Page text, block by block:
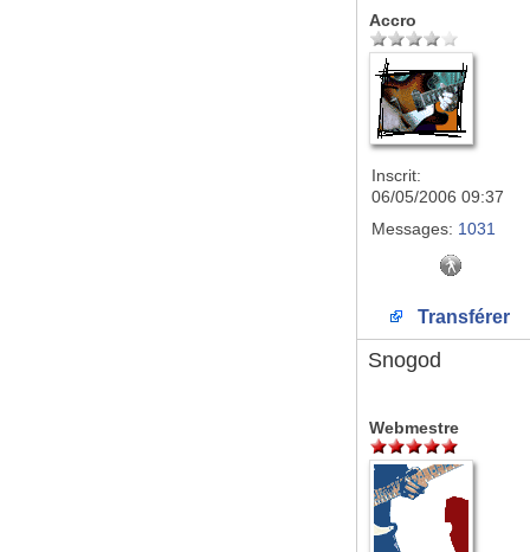
Accro
Inscrit:
06/05/2006 09:37
Messages: 1031
Transférer
Snogod
Webmestre